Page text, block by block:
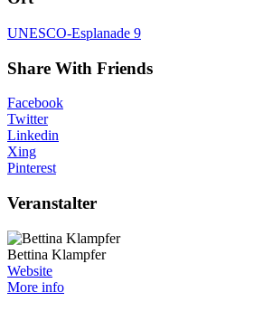
UNESCO-Esplanade 9
Share With Friends
Facebook
Twitter
Linkedin
Xing
Pinterest
Veranstalter
Bettina Klampfer
Website
More info